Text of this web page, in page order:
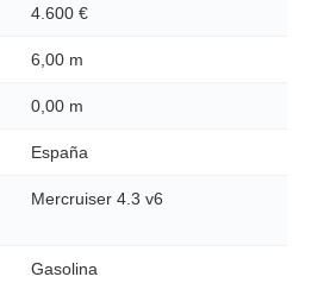
4.600 €
6,00 m
0,00 m
España
Mercruiser 4.3 v6
Gasolina